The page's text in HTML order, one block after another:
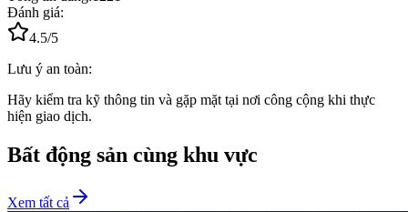
Đánh giá:
4.5/5
Lưu ý an toàn:
Hãy kiểm tra kỹ thông tin và gặp mặt tại nơi công cộng khi thực
hiện giao dịch.
Bất động sản cùng khu vực
Xem tất cả